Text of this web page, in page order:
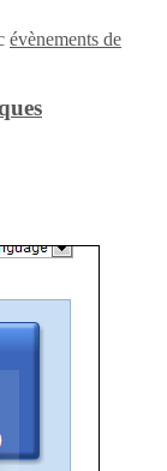
évènements de